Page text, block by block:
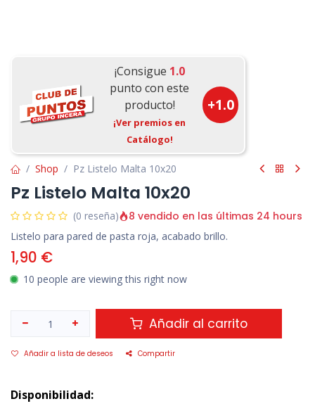
¡Consigue 1.0
punto con este
producto!
¡Ver premios en
Catálogo!
+1.0
Shop Pz Listelo Malta 10x20
Pz Listelo Malta 10x20
(0 reseña) 8 vendido en las últimas 24 hours
Listelo para pared de pasta roja, acabado brillo.
1,90 €
10 people are viewing this right now
Añadir al carrito
Añadir a lista de deseos Compartir
Disponibilidad: